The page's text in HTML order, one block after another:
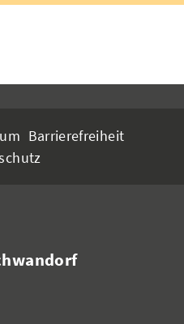
Barrierefreiheit